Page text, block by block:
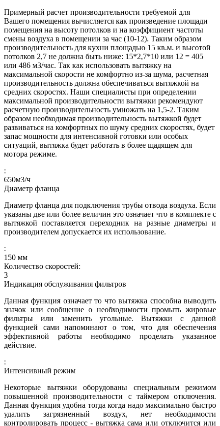
Примерный расчет производительности требуемой для
Вашего помещения вычисляется как произведение площади
помещения на высоту потолков и на коэффициент частоты
смены воздуха в помещении за час (10-12). Таким образом
производительность для кухни площадью 15 кв.м. и высотой
потолков 2,7 не должна быть ниже: 15*2,7*10 или 12 = 405
или 486 м3/час. Так как использовать вытяжку на
максимальной скорости не комфортно из-за шума, расчетная
производительность должна обеспечиваться вытяжкой на
средних скоростях. Наши специалисты при определении
максимальной производительности вытяжки рекомендуют
расчетную производительность умножать на 1,5-2. Таким
образом необходимая производительность вытяжкой будет
развиваться на комфортных по шуму средних скоростях, будет
запас мощности для интенсивной готовки или особых
ситуаций, вытяжка будет работать в более щадящем для
мотора режиме.
:
650м3/ч
Диаметр фланца
Диаметр фланца для подключения трубы отвода воздуха. Если
указаны две или более величин это означает что в комплекте с
вытяжкой поставляется переходник на разные диаметры и
производителем допускается их использование.
:
150 мм
Количество скоростей:
3
Индикация обслуживания фильтров
Данная функция означает то что вытяжка способна выводить
значок или сообщение о необходимости промыть жировые
фильтры или заменить угольные. Вытяжки с данной
функцией сами напоминают о том, что для обеспечения
эффективной работы необходимо проделать указанное
действие.
:
Интенсивный режим
Некоторые вытяжки оборудованы специальным режимом
повышенной производительности с таймером отключения.
Данная функция удобна тогда когда надо максимально быстро
удалить загрязненный воздух, нет необходимости
контролировать процесс - вытяжка сама или отключится или